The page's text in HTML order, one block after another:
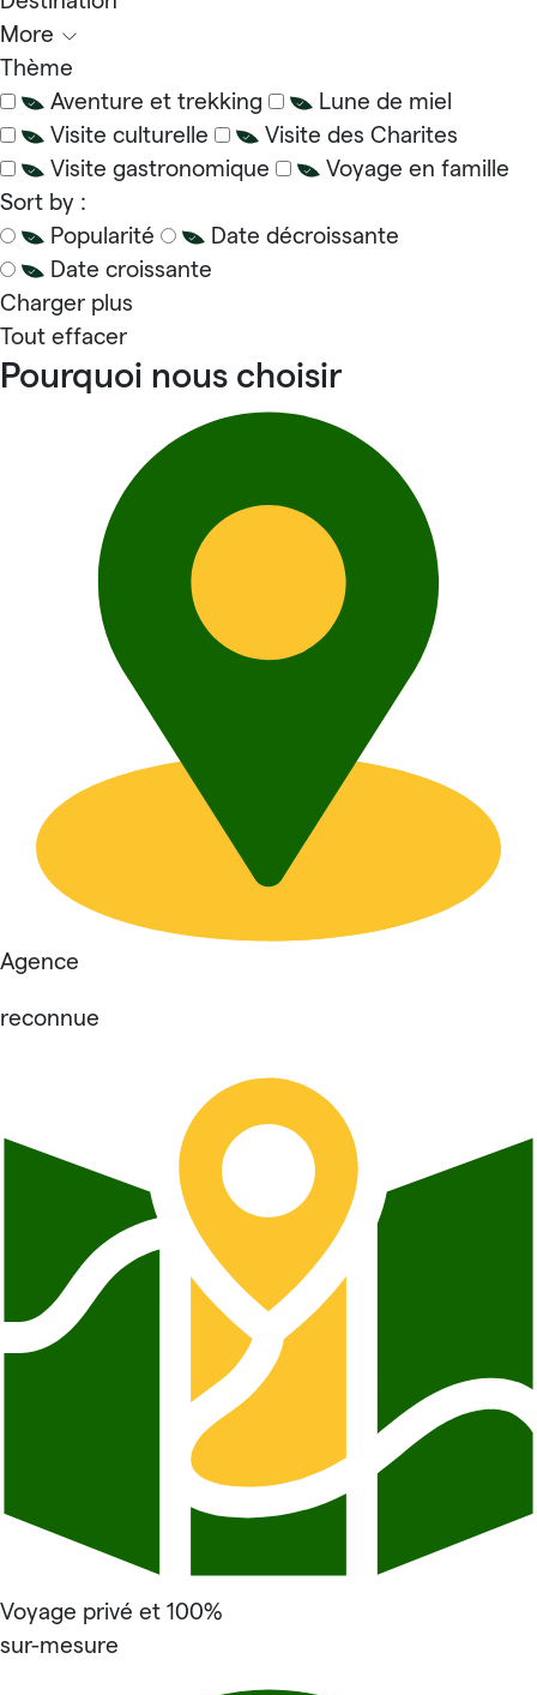
More
Thème
Aventure et trekking
Lune de miel
Visite culturelle
Visite des Charites
Visite gastronomique
Voyage en famille
Sort by :
Popularité
Date décroissante
Date croissante
Charger plus
Tout effacer
Pourquoi nous choisir
Agence
reconnue
Voyage privé et 100%
sur-mesure